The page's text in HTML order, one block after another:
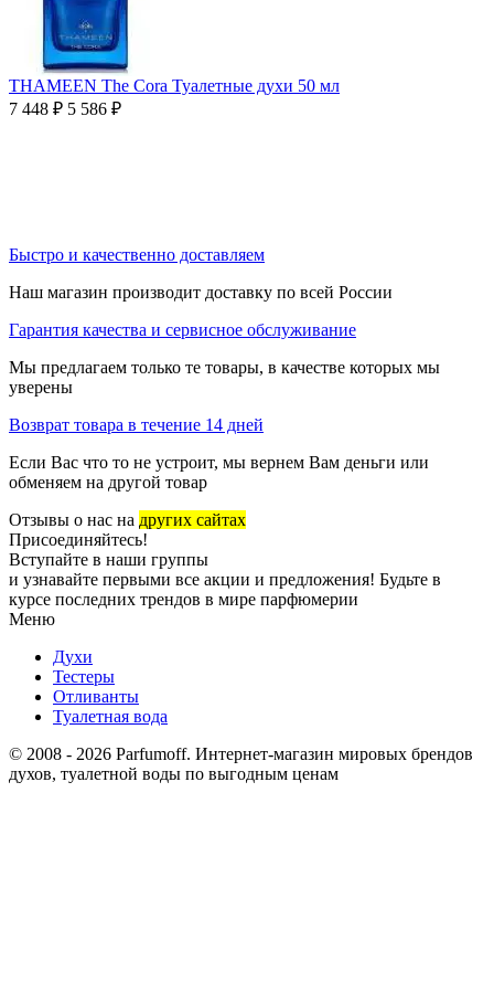
THAMEEN The Cora Туалетные духи 50 мл
7 448 ₽ 5 586 ₽
Быстро и качественно доставляем
Наш магазин производит доставку по всей России
Гарантия качества и сервисное обслуживание
Мы предлагаем только те товары, в качестве которых мы
уверены
Возврат товара в течение 14 дней
Если Вас что то не устроит, мы вернем Вам деньги или
обменяем на другой товар
Отзывы о нас на других сайтах
Присоединяйтесь!
Вступайте в наши группы
и узнавайте первыми все акции и предложения! Будьте в
курсе последних трендов в мире парфюмерии
Меню
Духи
Тестеры
Отливанты
Туалетная вода
© 2008 - 2026 Parfumoff. Интернет-магазин мировых брендов
духов, туалетной воды по выгодным ценам